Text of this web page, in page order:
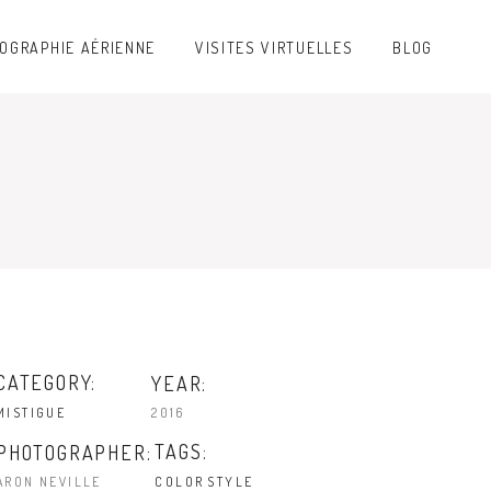
AÉRIENNE VISITES VIRTUELLES BLOG
YEAR:
2016
NEVILLE
TAGS:
COLOR STYLE